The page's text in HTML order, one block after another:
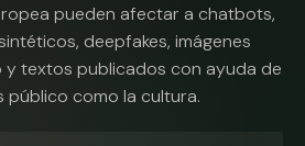
pueden afectar a chatbots,
deepfakes, imágenes
y textos publicados con ayuda de
público como la cultura.